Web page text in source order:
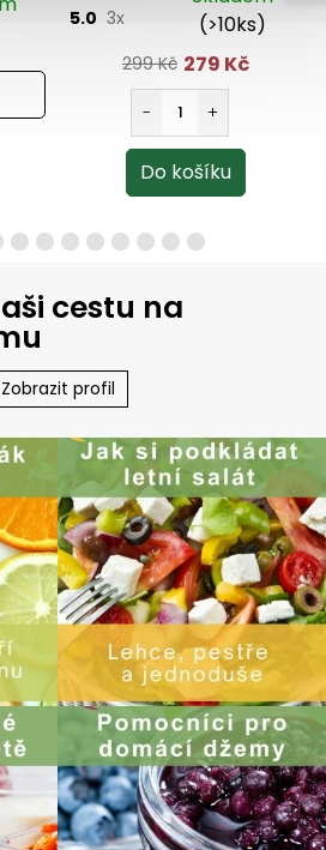
5.0 3x
(>10ks)
299 Kč 279 Kč
cestu na
Zobrazit profil